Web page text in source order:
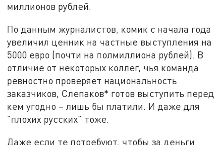
миллионов рублей.
По данным журналистов, комик с начала года
увеличил ценник на частные выступления на
5000 евро (почти на полмиллиона рублей). В
отличие от некоторых коллег, чья команда
ревностно проверяет национальность
заказчиков, Слепаков* готов выступить перед
кем угодно – лишь бы платили. И даже для
"плохих русских" тоже.
Даже если те потребуют, чтобы за деньги